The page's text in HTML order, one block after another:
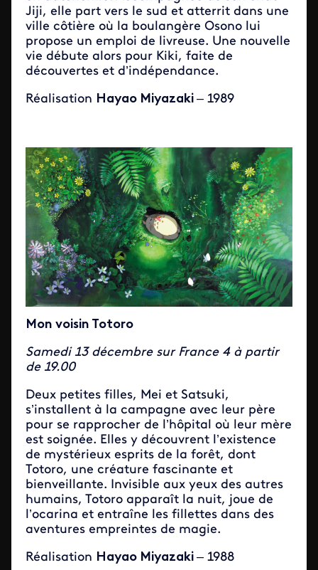
Jiji, elle part vers le sud et atterrit dans une
ville côtière où la boulangère Osono lui
propose un emploi de livreuse. Une nouvelle
vie débute alors pour Kiki, faite de
découvertes et d’indépendance.
Réalisation Hayao Miyazaki – 1989
Mon voisin Totoro
Samedi 13 décembre sur France 4 à partir
de 19.00
Deux petites filles, Mei et Satsuki,
s’installent à la campagne avec leur père
pour se rapprocher de l’hôpital où leur mère
est soignée. Elles y découvrent l’existence
de mystérieux esprits de la forêt, dont
Totoro, une créature fascinante et
bienveillante. Invisible aux yeux des autres
humains, Totoro apparaît la nuit, joue de
l’ocarina et entraîne les fillettes dans des
aventures empreintes de magie.
Réalisation Hayao Miyazaki – 1988